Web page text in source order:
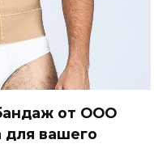
от ООО
для вашего